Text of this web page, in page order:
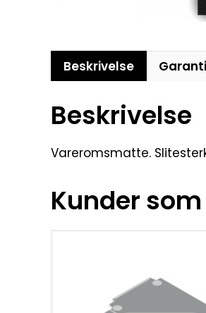
Beskrivelse
Beskrivelse
Vareromsmatte.
Kunder